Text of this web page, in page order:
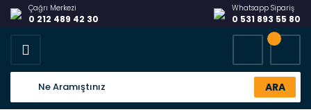
Çağrı Merkezi
0 212 489 42 30
Whatsapp Sipariş
0 531 893 55 80
ARA